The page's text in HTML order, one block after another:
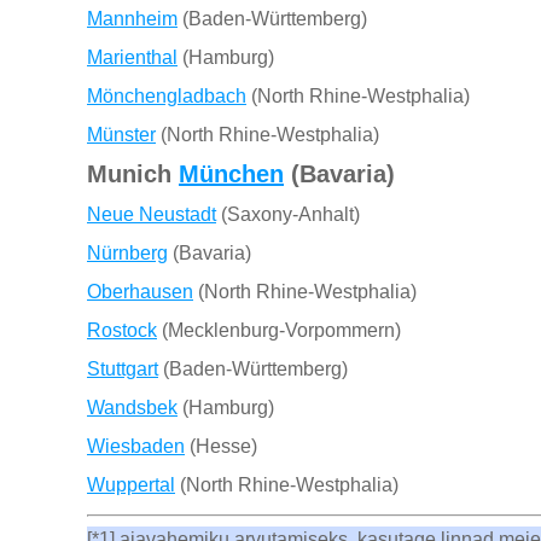
Mannheim (Baden-Württemberg)
Marienthal (Hamburg)
Mönchengladbach (North Rhine-Westphalia)
Münster (North Rhine-Westphalia)
Munich München (Bavaria)
Neue Neustadt(Saxony-Anhalt)
Nürnberg (Bavaria)
Oberhausen (North Rhine-Westphalia)
Rostock (Mecklenburg-Vorpommern)
Stuttgart(Baden-Württemberg)
Wandsbek (Hamburg)
Wiesbaden (Hesse)
Wuppertal (North Rhine-Westphalia)